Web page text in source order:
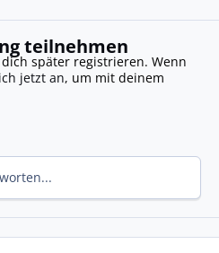
teilnehmen
später registrieren. Wenn
jetzt an, um mit deinem